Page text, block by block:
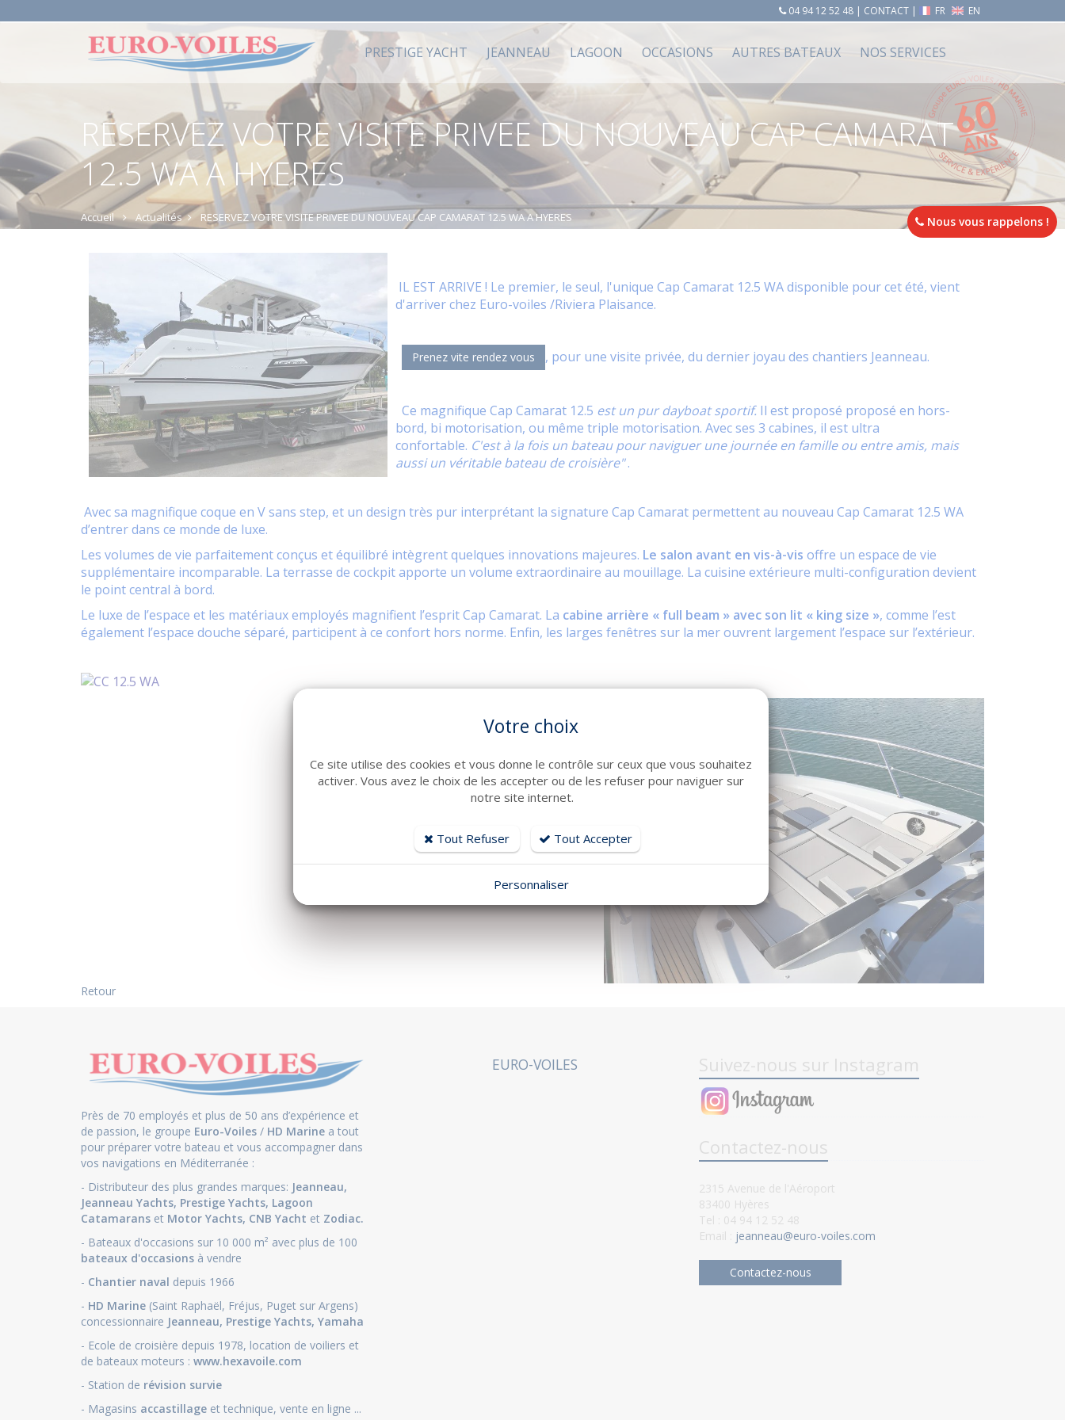
04 94 12 52 48| CONTACT| FR EN
PRESTIGE YACHT JEANNEAU LAGOON OCCASIONS AUTRES BATEAUX NOS SERVICES
RESERVEZ VOTRE VISITE PRIVEE DU NOUVEAU CAP CAMARAT
12.5 WA A HYERES
Accueil Actualités RESERVEZ VOTRE VISITE PRIVEE DU NOUVEAU CAP CAMARAT 12.5 WA A HYERES
IL EST ARRIVE ! Le premier, le seul, l'unique Cap Camarat 12.5 WA disponible pour cet été, vient
d'arriver chez Euro-voiles /Riviera Plaisance.
Prenez vite rendez vous , pour une visite privée, du dernier joyau des chantiers Jeanneau.
Ce magnifique Cap Camarat 12.5 est un pur dayboat sportif. Il est proposé proposé en hors-
bord, bi motorisation, ou même triple motorisation. Avec ses 3 cabines, il est ultra
confortable. C'est à la fois un bateau pour naviguer une journée en famille ou entre amis, mais
aussi un véritable bateau de croisière".
Avec sa magnifique coque en V sans step, et un design très pur interprétant la signature Cap Camarat permettent au nouveau Cap Camarat 12.5 WA
d’entrer dans ce monde de luxe.
Les volumes de vie parfaitement conçus et équilibré intègrent quelques innovations majeures. Le salon avant en vis-à-vis offre un espace de vie
supplémentaire incomparable. La terrasse de cockpit apporte un volume extraordinaire au mouillage. La cuisine extérieure multi-configuration devient
le point central à bord.
Le luxe de l’espace et les matériaux employés magnifient l’esprit Cap Camarat. La cabine arrière « full beam » avec son lit « king size », comme l’est
également l’espace douche séparé, participent à ce confort hors norme. Enfin, les larges fenêtres sur la mer ouvrent largement l’espace sur l’extérieur.
Retour
Près de 70 employés et plus de 50 ans d’expérience et
de passion, le groupe Euro-Voiles / HD Marine a tout
pour préparer votre bateau et vous accompagner dans
vos navigations en Méditerranée :
- Distributeur des plus grandes marques: Jeanneau,
Jeanneau Yachts, Prestige Yachts, Lagoon
Catamarans et Motor Yachts, CNB Yacht et Zodiac.
- Bateaux d'occasions sur 10 000 m² avec plus de 100
bateaux d'occasions à vendre
- Chantier naval depuis 1966
- HD Marine (Saint Raphaël, Fréjus, Puget sur Argens)
concessionnaire Jeanneau, Prestige Yachts, Yamaha
- Ecole de croisière depuis 1978, location de voiliers et
de bateaux moteurs : www.hexavoile.com
- Station de révision survie
- Magasins accastillage et technique, vente en ligne ...
EURO-VOILES Suivez-nous sur Instagram
Contactez-nous
2315 Avenue de l'Aéroport
83400 Hyères
Tel : 04 94 12 52 48
Email :
jeanneau@euro-voiles.com
Contactez-nous
Nous vous rappelons !
Votre choix
Ce site utilise des cookies et vous donne le contrôle sur ceux que vous souhaitez
activer. Vous avez le choix de les accepter ou de les refuser pour naviguer sur
notre site internet.
Tout Refuser Tout Accepter
Personnaliser